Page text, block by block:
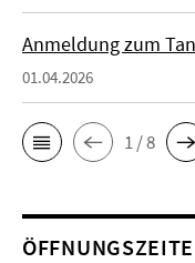
Anmeldung zum
01.04.2026
1 / 8